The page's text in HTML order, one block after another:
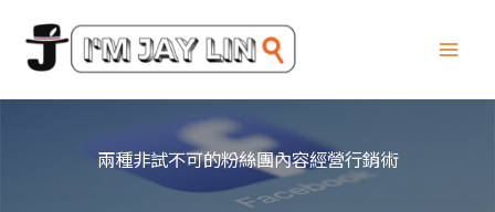
要
兩種非試不可的粉絲團內容經營行銷術